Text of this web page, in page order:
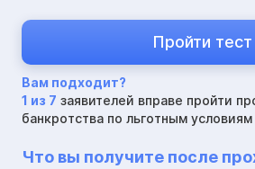
Пройти тест
Вам подходит?
1 из 7 заявителей вправе пройти
банкротства по льготным
Что вы получите после